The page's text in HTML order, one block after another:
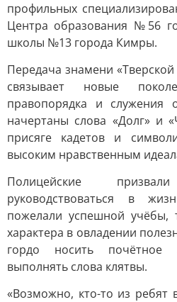
профильных
Центра образования №56
школы №13 города Кимры.
Передача знамени
связывает новые
правопорядка и служения
начертаны слова «Долг» и
присяге кадетов и
высоким нравственным
Полицейские
руководствоваться в
пожелали успешной учёбы,
характера в овладении
гордо носить почётное
выполнять слова клятвы.
«Возможно, кто-то из ребят